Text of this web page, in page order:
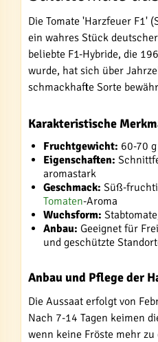
Die Tomate 'Harzfeuer F1'
ein wahres Stück
beliebte F1-Hybride, die
wurde, hat sich über
schmackhafte Sorte
Karakteristische
Fruchtgewicht: 60-70
Eigenschaften:
aromastark
Geschmack: Süß-
Tomaten-Aroma
Wuchsform:
Anbau: Geeignet für
und geschützte
Anbau und Pflege der
Die Aussaat erfolgt von
Nach 7-14 Tagen keimen
wenn keine Fröste mehr